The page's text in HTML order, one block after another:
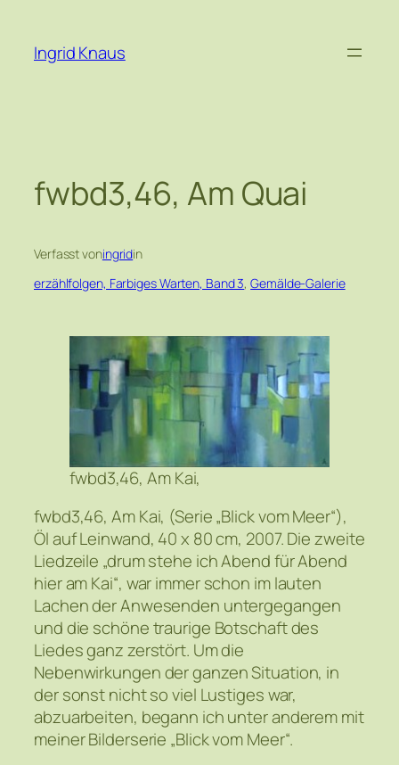
springen
Ingrid Knaus
fwbd3,46, Am Quai
Verfasst voningridin
erzählfolgen, Farbiges Warten, Band 3, Gemälde-Galerie
fwbd3,46, Am Kai,
fwbd3,46, Am Kai, (Serie „Blick vom Meer“),
Öl auf Leinwand, 40 x 80 cm, 2007. Die zweite
Liedzeile „drum stehe ich Abend für Abend
hier am Kai“, war immer schon im lauten
Lachen der Anwesenden untergegangen
und die schöne traurige Botschaft des
Liedes ganz zerstört. Um die
Nebenwirkungen der ganzen Situation, in
der sonst nicht so viel Lustiges war,
abzuarbeiten, begann ich unter anderem mit
meiner Bilderserie „Blick vom Meer“.